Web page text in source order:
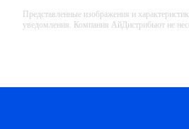
Представленные изображения и
уведомления. Компания АйДистрибьют не